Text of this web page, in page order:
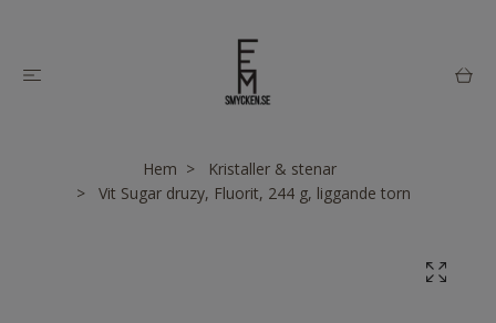
Hem
Kristaller & stenar
Vit Sugar druzy, Fluorit, 244 g, liggande torn